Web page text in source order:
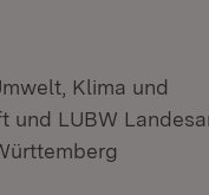
Klima und
und LUBW